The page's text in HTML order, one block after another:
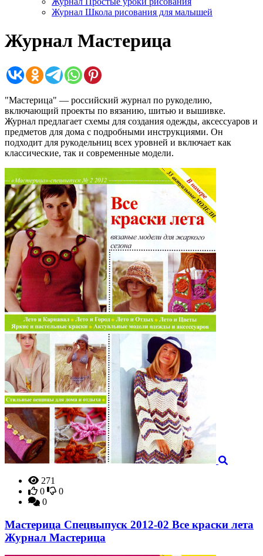
Журнал Школа рисования для малышей
Журнал Мастерица
"Мастерица" — российский журнал по рукоделию,
включающий проекты по вязанию, шитью и вышивке.
Журнал предлагает схемы для создания одежды, аксессуаров и
предметов для дома с подробными инструкциями. Он
подходит для рукодельниц всех уровней и включает как
классические, так и современные модели.
271
0
0
0
Мастерица Спецвыпуск 2012-02 Все краски лета
Журнал Мастерица